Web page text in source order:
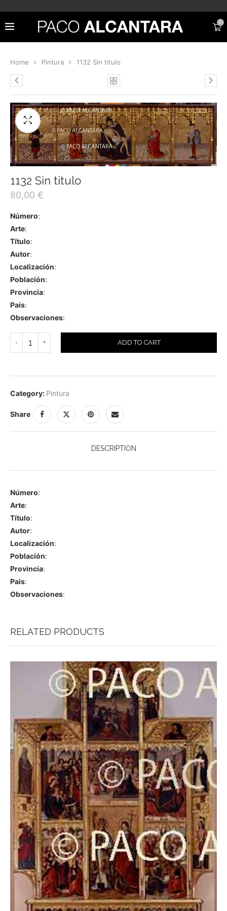
0
Home Pintura 1132 Sin titulo
1132 Sin titulo
80,00 €
Número:
Arte:
Título:
Autor:
Localización:
Población:
Provincia:
Pais:
Observaciones:
ADD TO CART
Category: Pintura
Share
DESCRIPTION
Número:
Arte:
Título:
Autor:
Localización:
Población:
Provincia:
Pais:
Observaciones:
RELATED PRODUCTS